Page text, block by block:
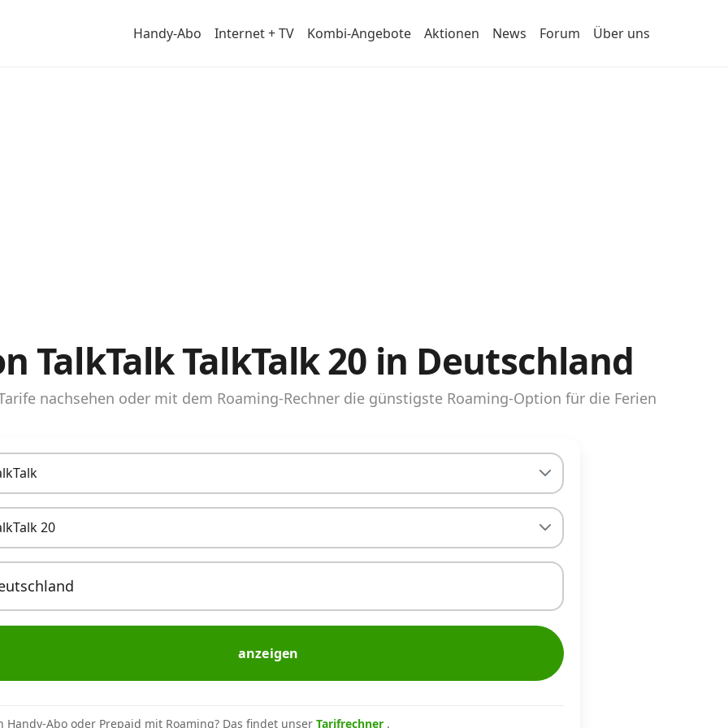
Handy-Abo Internet + TV Kombi-Angebote Aktionen News Forum Über uns
TalkTalk TalkTalk 20 in Deutschland
nachsehen oder mit dem Roaming-Rechner die günstigste Roaming-Option für die Ferien
20
anzeigen
Abo oder Prepaid mit Roaming? Das findet unser Tarifrechner .